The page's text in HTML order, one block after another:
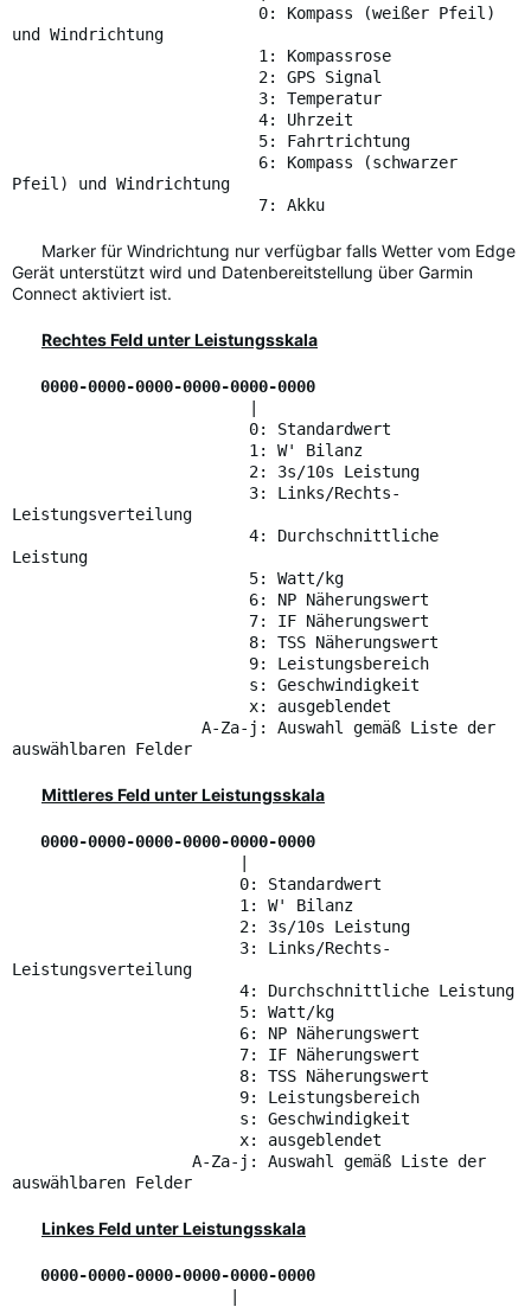
0: Kompass (weißer Pfeil)
und Windrichtung
1: Kompassrose
2: GPS Signal
3: Temperatur
4: Uhrzeit
5: Fahrtrichtung
6: Kompass (schwarzer
Pfeil) und Windrichtung
7: Akku
Marker für Windrichtung nur verfügbar falls Wetter vom Edge
Gerät unterstützt wird und Datenbereitstellung über Garmin
Connect aktiviert ist.
Rechtes Feld unter Leistungsskala
0000-0000-0000-0000-0000-0000
0: Standardwert
1: W' Bilanz
2: 3s/10s Leistung
3: Links/Rechts-
Leistungsverteilung
4: Durchschnittliche
Leistung
5: Watt/kg
6: NP Näherungswert
7: IF Näherungswert
8: TSS Näherungswert
9: Leistungsbereich
s: Geschwindigkeit
x: ausgeblendet
A-Za-j: Auswahl gemäß Liste der
auswählbaren Felder
Mittleres Feld unter Leistungsskala
0000-0000-0000-0000-0000-0000
0: Standardwert
1: W' Bilanz
2: 3s/10s Leistung
3: Links/Rechts-
Leistungsverteilung
4: Durchschnittliche Leistung
5: Watt/kg
6: NP Näherungswert
7: IF Näherungswert
8: TSS Näherungswert
9: Leistungsbereich
s: Geschwindigkeit
x: ausgeblendet
A-Za-j: Auswahl gemäß Liste der
auswählbaren Felder
Linkes Feld unter Leistungsskala
0000-0000-0000-0000-0000-0000